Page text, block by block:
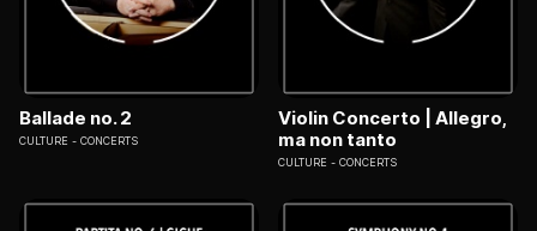
Ballade no. 2
CULTURE CONCERTS
Violin Concerto | Allegro,
ma non tanto
CULTURE CONCERTS